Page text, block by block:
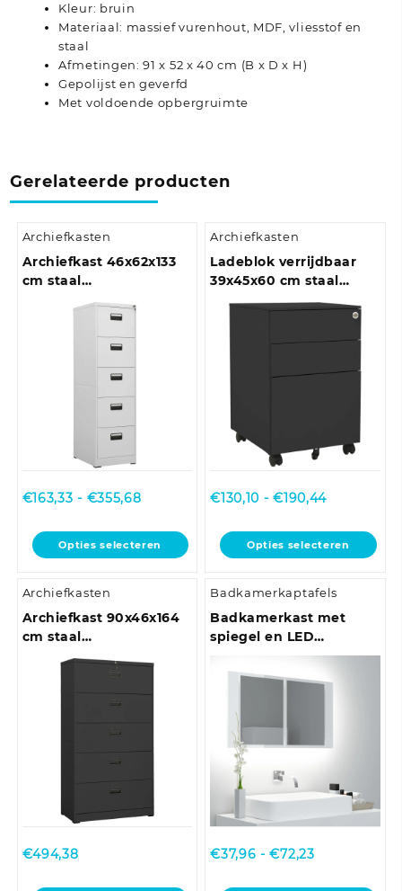
Kleur: bruin
Materiaal: massief vurenhout, MDF, vliesstof en
staal
Afmetingen: 91 x 52 x 40 cm (B x D x H)
Gepolijst en geverfd
Met voldoende opbergruimte
Gerelateerde producten
Archiefkasten
Archiefkast 46x62x133
cm staal
antracietkleurig
€163,33 - €355,68Prijsklasse:
tot
€355,68
Opties selecteren
Dit
product
meerdere
variaties.
Deze
productpagina
Archiefkasten
Ladeblok verrijdbaar
39x45x60 cm staal
antracietkleurig
€130,10 - €190,44Prijsklasse:
tot
€190,44
Opties selecteren
Dit
product
meerdere
variaties.
Deze
kan
worden
productpagina
Archiefkasten
Archiefkast 90x46x164
cm staal
antracietkleurig
€494,38
Badkamerkaptafels
Badkamerkast met
spiegel en LED
80x12x45 cm acryl
hoogglans wit
€37,96 - €72,23Prijsklasse: